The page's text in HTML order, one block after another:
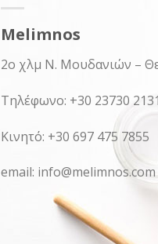
Melimnos
2ο χλμ Ν. Μουδανιών –
Τηλέφωνο: +30 23730
Κινητό: +30 697 475 7855
email: info@melimnos.com